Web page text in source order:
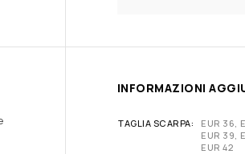
INFORMAZIONI
TAGLIA SCARPA
EUR 36,
EUR 39,
EUR 42